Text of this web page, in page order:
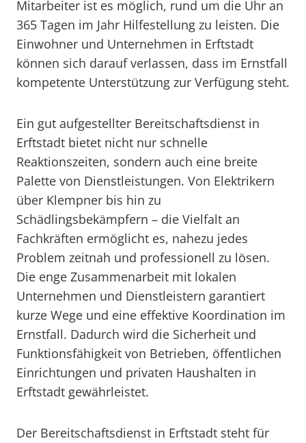
Mitarbeiter ist es möglich, rund um die Uhr an
365 Tagen im Jahr Hilfestellung zu leisten. Die
Einwohner und Unternehmen in Erftstadt
können sich darauf verlassen, dass im Ernstfall
kompetente Unterstützung zur Verfügung steht.
Ein gut aufgestellter Bereitschaftsdienst in
Erftstadt bietet nicht nur schnelle
Reaktionszeiten, sondern auch eine breite
Palette von Dienstleistungen. Von Elektrikern
über Klempner bis hin zu
Schädlingsbekämpfern – die Vielfalt an
Fachkräften ermöglicht es, nahezu jedes
Problem zeitnah und professionell zu lösen.
Die enge Zusammenarbeit mit lokalen
Unternehmen und Dienstleistern garantiert
kurze Wege und eine effektive Koordination im
Ernstfall. Dadurch wird die Sicherheit und
Funktionsfähigkeit von Betrieben, öffentlichen
Einrichtungen und privaten Haushalten in
Erftstadt gewährleistet.
Der Bereitschaftsdienst in Erftstadt steht für